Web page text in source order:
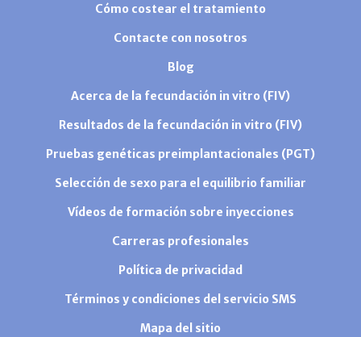
Cómo costear el tratamiento
Contacte con nosotros
Blog
Acerca de la fecundación in vitro (FIV)
Resultados de la fecundación in vitro (FIV)
Pruebas genéticas preimplantacionales (PGT)
Selección de sexo para el equilibrio familiar
Vídeos de formación sobre inyecciones
Carreras profesionales
Política de privacidad
Términos y condiciones del servicio SMS
Mapa del sitio